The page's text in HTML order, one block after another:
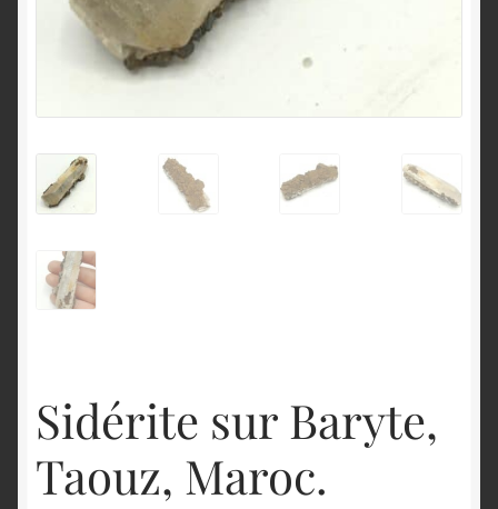
Sidérite sur Baryte,
Taouz, Maroc.